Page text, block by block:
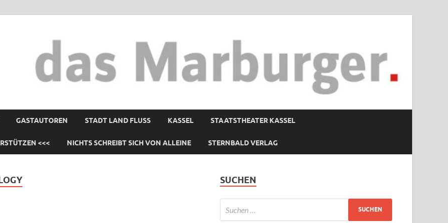
GASTAUTOREN STADT LAND FLUSS KASSEL STAATSTHEATER KASSEL
<<< NICHTS SCHREIBT SICH VON ALLEINE STERNBALD VERLAG
SUCHEN